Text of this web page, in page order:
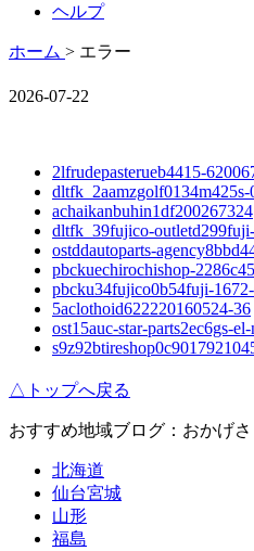
ヘルプ
ホーム > エラー
2026-07-22
2lfrudepasterueb4415-
dltfk_2aamzgolf0134m425s-
achaikanbuhin1df200267324
dltfk_39fujico-
ostddautoparts-
pbckuechirochishop-
pbcku34fujico0b54fuji-
5aclothoid622220160524-36
ost15auc-star-parts2ec6gs-
△トップへ戻る
おすすめ地域ブログ：おかげ
北海道
仙台宮城
山形
福島